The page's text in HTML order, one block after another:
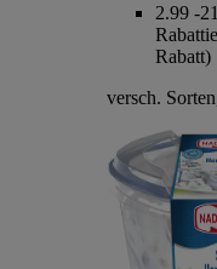
2.99 -
Rabatt)
versch.